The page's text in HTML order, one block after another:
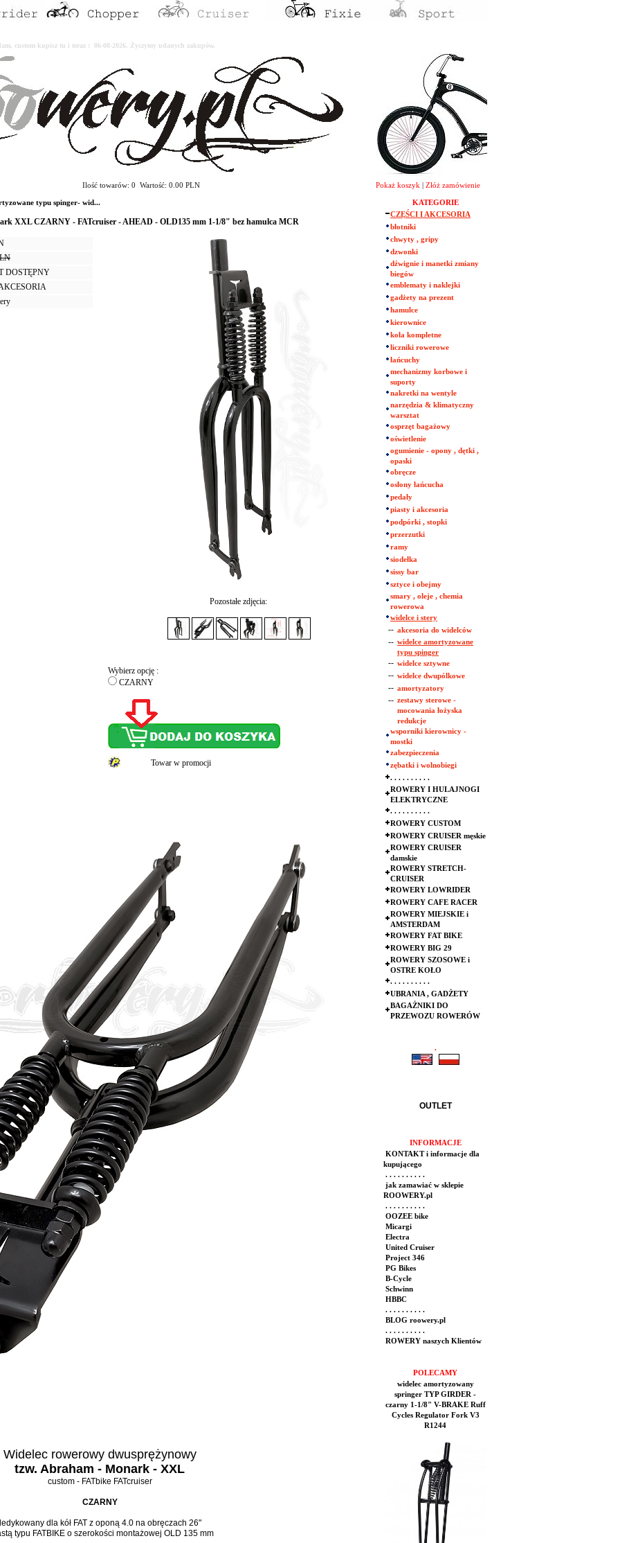
custom kupisz tu i teraz : 06-08-2026. Życzymy udanych zakupów.
Ilość towarów: 0 Wartość: 0.00 PLN Pokaż koszyk Złóż zamówienie
typu spinger- wid...
XXL CZARNY - FATcruiser - AHEAD - OLD135 mm 1-1/8" bez hamulca MCR
DOSTĘPNY
Pozostałe zdjęcia:
Wybierz opcję :
CZARNY
Towar w promocji
Widelec rowerowy dwusprężynowy
tzw. Abraham - Monark - XXL
custom - FATbike FATcruiser
CZARNY
dla kół FAT z oponą 4.0 na obręczach 26"
typu FATBIKE o szerokości montażowej OLD 135 mm
KATEGORIE
CZĘŚCI I AKCESORIA
błotniki
chwyty , gripy
dzwonki
dźwignie i manetki zmiany
biegów
emblematy i naklejki
gadżety na prezent
hamulce
kierownice
koła kompletne
liczniki rowerowe
łańcuchy
mechanizmy korbowe i
suporty
nakretki na wentyle
narzędzia & klimatyczny
warsztat
osprzęt bagażowy
oświetlenie
ogumienie - opony , dętki ,
opaski
obręcze
osłony łańcucha
pedały
piasty i akcesoria
podpórki , stopki
przerzutki
ramy
siodełka
sissy bar
sztyce i obejmy
smary , oleje , chemia
rowerowa
widelce i stery
-- akcesoria do widelców
-- widelce amortyzowane
typu spinger
-- widelce sztywne
-- widelce dwupólkowe
-- amortyzatory
-- zestawy sterowe -
mocowania łożyska
redukcje
wsporniki kierownicy -
mostki
zabezpieczenia
zębatki i wolnobiegi
. . . . . . . . . .
ROWERY I HULAJNOGI
ELEKTRYCZNE
. . . . . . . . . .
ROWERY CUSTOM
ROWERY CRUISER męskie
ROWERY CRUISER
damskie
ROWERY STRETCH-
CRUISER
ROWERY LOWRIDER
ROWERY CAFE RACER
ROWERY MIEJSKIE i
AMSTERDAM
ROWERY FAT BIKE
ROWERY BIG 29
ROWERY SZOSOWE i
OSTRE KOŁO
. . . . . . . . . .
UBRANIA , GADŻETY
BAGAŻNIKI DO
PRZEWOZU ROWERÓW
.
OUTLET
INFORMACJE
KONTAKT i informacje dla
kupującego
. . . . . . . . . .
jak zamawiać w sklepie
ROOWERY.pl
. . . . . . . . . .
OOZEE bike
Micargi
Electra
United Cruiser
Project 346
PG Bikes
B-Cycle
Schwinn
HBBC
. . . . . . . . . .
BLOG roowery.pl
. . . . . . . . . .
ROWERY naszych Klientów
POLECAMY
widelec amortyzowany
springer TYP GIRDER -
czarny 1-1/8" V-BRAKE Ruff
Cycles Regulator Fork V3
R1244